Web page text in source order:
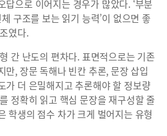
답으로 이어지는 경우가 많았다. ‘부분
구조를 보는 읽기 능력’이 없으면 좋
였다.
간 난도의 편차다. 표면적으로는 기존
만, 장문 독해나 빈칸 추론, 문장 삽입
가 더 은밀해지고 추론해야 할 정보량
정확히 읽고 핵심 문장을 재구성할 줄
학생의 점수 차가 크게 벌어지는 유형